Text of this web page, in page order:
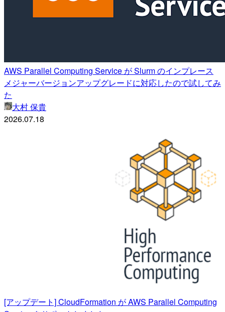
AWS Parallel Computing Service が Slurm のインプレース
メジャーバージョンアップグレードに対応したので試してみ
た
大村 保貴
2026.07.18
[アップデート] CloudFormation が AWS Parallel Computing